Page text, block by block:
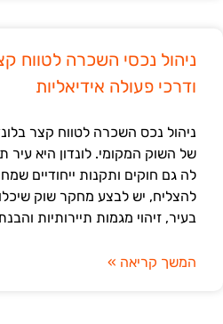
ניהול נכסי השכרה לטווח
ודרכי פעולה אידיאליות
ניהול נכס השכרה לטווח קצר
של השוק המקומי. לונדון היא עיר
לה גם חוקים ותקנות ייחודיים
להצליח, יש לבצע מחקר שוק
בעיר, זיהוי מגמות תיירותיות
המשך קריאה »